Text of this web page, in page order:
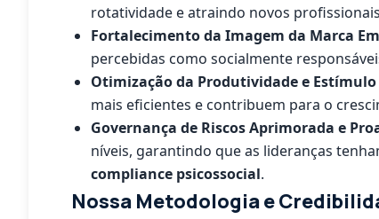
rotatividade e atraindo novos
Fortalecimento da Imagem da Marca
percebidas como socialmente
Otimização da Produtividade e
mais eficientes e contribuem para o
Governança de Riscos Aprimorada e
níveis, garantindo que as lideranças
compliance psicossocial.
Nossa Metodologia e